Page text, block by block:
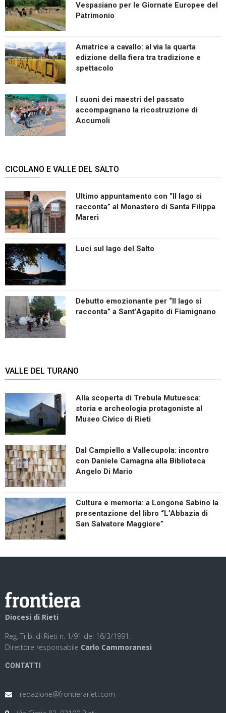
Vespasiano per le Giornate Europee del
Patrimonio
Amatrice a cavallo: al via la quarta
edizione della fiera tra tradizione e
spettacolo
I suoni dei maestri del passato
accompagnano la ricostruzione di
Accumoli
CICOLANO E VALLE DEL SALTO
Ultimo appuntamento con “Il lago si
racconta” al Monastero di Santa Filippa
Mareri
Luci sul lago del Salto
Debutto emozionante per “Il lago si
racconta” a Sant’Agapito di Fiamignano
VALLE DEL TURANO
Alla scoperta di Trebula Mutuesca:
storia e archeologia protagoniste al
Museo Civico di Rieti
Dal Campiello a Vallecupola: incontro
con Daniele Camagna alla Biblioteca
Angelo Di Mario
Cultura e memoria: a Longone Sabino la
presentazione del libro “L’Abbazia di
San Salvatore Maggiore”
Diocesi di Rieti
Reg. Trib. di Rieti n. 1/91 del 16/3/1991.
Direttore responsabile Carlo Cammoranesi
CONTATTI
redazione@frontierarieti.com